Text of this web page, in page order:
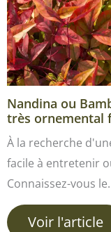
Nandina ou
très ornemental
À la recherche
facile à entretenir
Connaissez-vous
Voir l'article